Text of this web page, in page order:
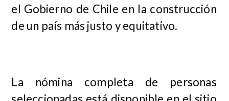
el Gobierno de Chile en la construcción
de un país más justo y equitativo.
La nómina completa de personas